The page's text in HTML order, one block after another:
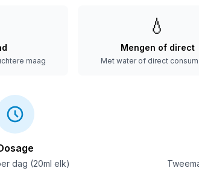
maag
💧
Mengen of direct
Met water of direct
dag (20ml elk)